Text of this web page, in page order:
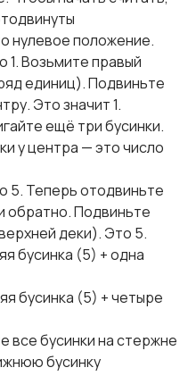
нулевое положение.
1. Возьмите правый
единиц). Подвиньте
Это значит 1.
ещё три бусинки.
у центра — это число
5. Теперь отодвиньте
обратно. Подвиньте
деки). Это 5.
бусинка (5) + одна
бусинка (5) + четыре
все бусинки на стержне
бусинку